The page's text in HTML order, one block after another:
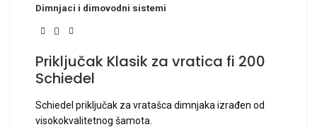
Dimnjaci i dimovodni sistemi
Priključak Klasik za vratica fi 200
Schiedel
Schiedel priključak za vratašca dimnjaka izrađen od
visokokvalitetnog šamota.